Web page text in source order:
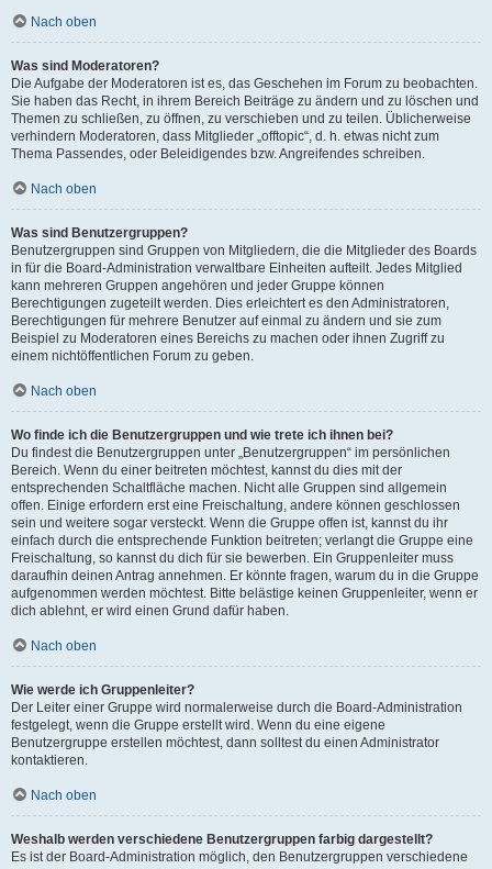
Nach oben
Was sind Moderatoren?
Die Aufgabe der Moderatoren ist es, das Geschehen im Forum zu beobachten.
Sie haben das Recht, in ihrem Bereich Beiträge zu ändern und zu löschen und
Themen zu schließen, zu öffnen, zu verschieben und zu teilen. Üblicherweise
verhindern Moderatoren, dass Mitglieder „offtopic“, d. h. etwas nicht zum
Thema Passendes, oder Beleidigendes bzw. Angreifendes schreiben.
Nach oben
Was sind Benutzergruppen?
Benutzergruppen sind Gruppen von Mitgliedern, die die Mitglieder des Boards
in für die Board-Administration verwaltbare Einheiten aufteilt. Jedes Mitglied
kann mehreren Gruppen angehören und jeder Gruppe können
Berechtigungen zugeteilt werden. Dies erleichtert es den Administratoren,
Berechtigungen für mehrere Benutzer auf einmal zu ändern und sie zum
Beispiel zu Moderatoren eines Bereichs zu machen oder ihnen Zugriff zu
einem nichtöffentlichen Forum zu geben.
Nach oben
Wo finde ich die Benutzergruppen und wie trete ich ihnen bei?
Du findest die Benutzergruppen unter „Benutzergruppen“ im persönlichen
Bereich. Wenn du einer beitreten möchtest, kannst du dies mit der
entsprechenden Schaltfläche machen. Nicht alle Gruppen sind allgemein
offen. Einige erfordern erst eine Freischaltung, andere können geschlossen
sein und weitere sogar versteckt. Wenn die Gruppe offen ist, kannst du ihr
einfach durch die entsprechende Funktion beitreten; verlangt die Gruppe eine
Freischaltung, so kannst du dich für sie bewerben. Ein Gruppenleiter muss
daraufhin deinen Antrag annehmen. Er könnte fragen, warum du in die Gruppe
aufgenommen werden möchtest. Bitte belästige keinen Gruppenleiter, wenn er
dich ablehnt, er wird einen Grund dafür haben.
Nach oben
Wie werde ich Gruppenleiter?
Der Leiter einer Gruppe wird normalerweise durch die Board-Administration
festgelegt, wenn die Gruppe erstellt wird. Wenn du eine eigene
Benutzergruppe erstellen möchtest, dann solltest du einen Administrator
kontaktieren.
Nach oben
Weshalb werden verschiedene Benutzergruppen farbig dargestellt?
Es ist der Board-Administration möglich, den Benutzergruppen verschiedene